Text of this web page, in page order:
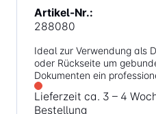
Artikel-Nr.:
288080
Ideal zur Verwendung als
oder Rückseite um
Dokumenten ein
schickes Finish zu verleihen.
Eigenschaften: Schweres 280 Mikron
Lieferzeit ca. 3 – 4
Bestellung